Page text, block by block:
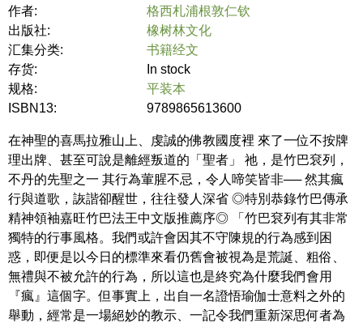
作者:
格西札浦根敦仁钦
出版社:
橡树林文化
汇集分类:
书籍经文
存货:
In stock
规格:
平装本
ISBN13:
9789865613600
在神聖的喜馬拉雅山上、虔誠的佛教國度裡 來了一位不按牌
理出牌、甚至可說是離經叛道的「聖者」 祂，是竹巴袞列，
不丹的先聖之一 其行為葷腥不忌，令人啼笑皆非── 然其瘋
行與道歌，詼諧卻醒世，往往發人深省 ◎特別恭錄竹巴傳承
精神領袖嘉旺竹巴法王中文版推薦序◎ 「竹巴袞列有其非常
獨特的行事風格。我們或許會因其不守陳規的行為感到困
惑，即便是以今日的標準來看仍舊會被視為是荒誕、粗俗、
無禮與不被允許的行為，所以這也是終究為什麼我們會用
『瘋』這個字。但事實上，出自一名證悟瑜伽士意料之外的
舉動，經常是一場絕妙的教示、一記令我們重新深思何者為